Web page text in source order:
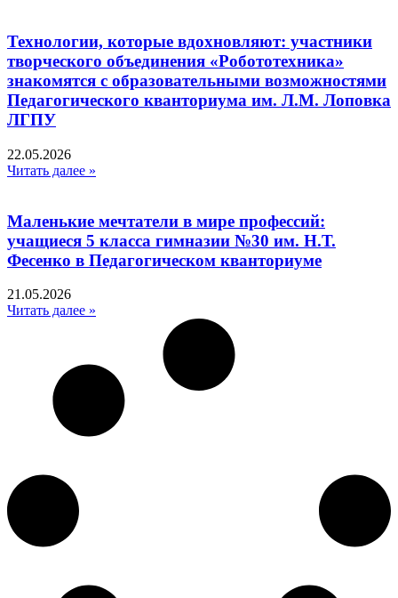
Технологии, которые вдохновляют: участники
творческого объединения «Робототехника»
знакомятся с образовательными возможностями
Педагогического кванториума им. Л.М. Лоповка
ЛГПУ
22.05.2026
Читать далее »
Маленькие мечтатели в мире профессий:
учащиеся 5 класса гимназии №30 им. Н.Т.
Фесенко в Педагогическом кванториуме
21.05.2026
Читать далее »